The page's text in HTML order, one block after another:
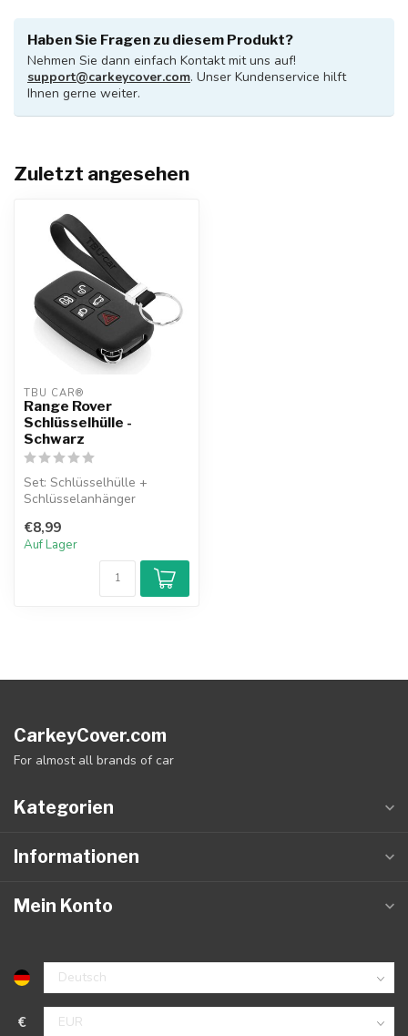
Haben Sie Fragen zu diesem Produkt?
Nehmen Sie dann einfach Kontakt mit uns auf!
support@carkeycover.com. Unser Kundenservice hilft
Ihnen gerne weiter.
Zuletzt angesehen
TBU CAR®
Range Rover
Schlüsselhülle -
Schwarz
Set: Schlüsselhülle +
Schlüsselanhänger
€8,99
Auf Lager
CarkeyCover.com
For almost all brands of car
Kategorien
Informationen
Mein Konto
€